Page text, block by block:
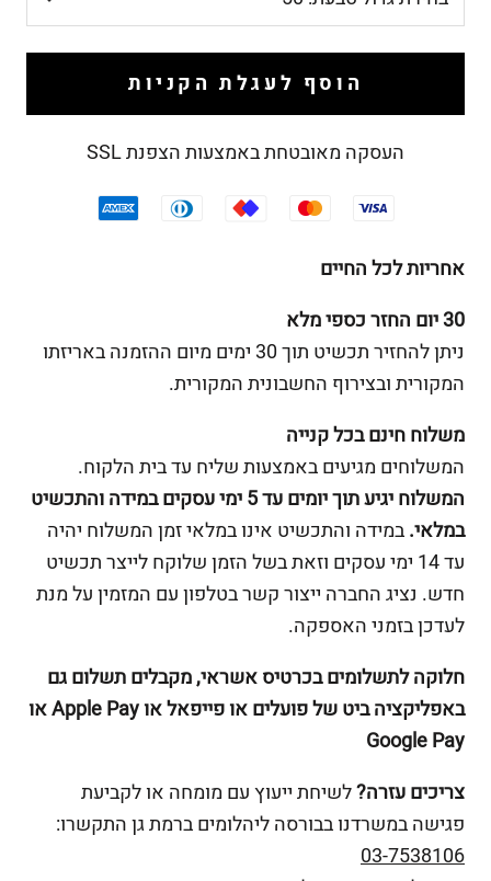
הוסף לעגלת הקניות
העסקה מאובטחת באמצעות הצפנת SSL
אחריות לכל החיים
30 יום החזר כספי מלא
ניתן להחזיר תכשיט תוך 30 ימים מיום ההזמנה באריזתו
המקורית ובצירוף החשבונית המקורית.
משלוח חינם בכל קנייה
המשלוחים מגיעים באמצעות שליח עד בית הלקוח.
המשלוח יגיע תוך יומים עד 5 ימי עסקים במידה והתכשיט
במלאי.במידה והתכשיט אינו במלאי זמן המשלוח יהיה
עד 14 ימי עסקים וזאת בשל הזמן שלוקח לייצר תכשיט
חדש. נציג החברה ייצור קשר בטלפון עם המזמין על מנת
לעדכן בזמני האספקה.
חלוקה לתשלומים בכרטיס אשראי, מקבלים תשלום גם
באפליקציה ביט של פועלים או פייפאל או Apple Pay או
Google Pay
צריכים עזרה?לשיחת ייעוץ עם מומחה או לקביעת
פגישה במשרדנו בבורסה ליהלומים ברמת גן התקשרו:
03-7538106